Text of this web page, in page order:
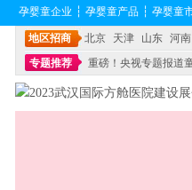
孕婴童企业 ┆ 孕婴童产品 ┆ 孕婴童
地区招商 北京 天津 山东 河南
专题推荐
重磅！央视专题报道
不能再单纯地销售产品,而要向增强